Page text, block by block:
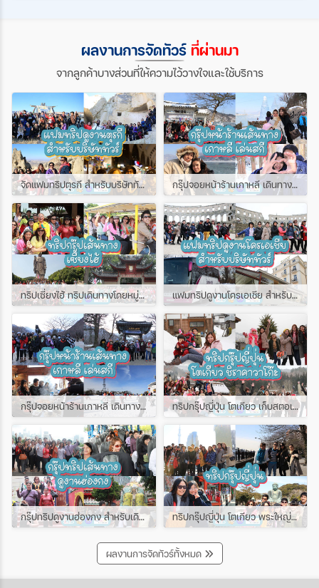
ผลงานการจัดทัวร์ที่ผ่านมา
จากลูกค้าบางส่วนที่ให้ความไว้วางใจและใช้บริการ
จัดแฟมทริปตุรกี สำหรับบริษัททัวร์ พาพี่ๆเอเย่นไปดูงานที่ตุกรี กรุ๊ปจอยหน้าร้านเกาหลี เดินทางช่วงหน้าหนาว เล่นสกีหิมะสนุกมาก
ทริปเซี่ยงไฮ้ ทริปเดินทางโดยหมู่คณะเกือบ 100 ท่าน แฟมทริปดูงานโครเอเชีย สำหรับเอเย่นต์ทัวร์ พาพี่ๆเอเย่นไปดูงานที่โครเอเชีย
กรุ๊ปจอยหน้าร้านเกาหลี เดินทางช่วงหน้าหนาว เล่นสกีหิมะ ทริปกรุ๊ปญี่ปุ่น โตเกียว เก็บสตอเบอรี่ ชิราคาวาโก๊ะ ทริปนี้มีตากล้องไปถ่ายรูป
กรุ๊ปทริปดูงานฮ่องกง สำหรับเดินทางแบบหมู่คณะ ทริปกรุ๊ปญี่ปุ่น โตเกียว พระใหญ่ไดบุตสึ
ผลงานการจัดทัวร์ทั้งหมด